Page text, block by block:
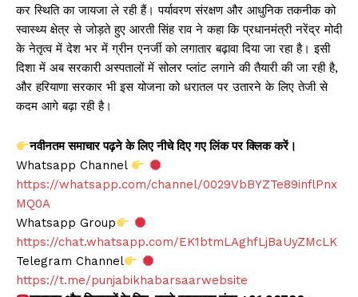
कर स्थिति का जायजा ले रही हैं। पर्यावरण संरक्षण और आधुनिक तकनीक को
स्वास्थ्य क्षेत्र से जोड़ते हुए आरती सिंह राव ने कहा कि प्रधानमंत्री नरेंद्र मोदी
के नेतृत्व में देश भर में ग्रीन एनर्जी को लगातार बढ़ावा दिया जा रहा है। इसी
दिशा में अब सरकारी अस्पतालों में सोलर प्लांट लगाने की तैयारी की जा रही है,
और हरियाणा सरकार भी इस योजना को धरातल पर उतारने के लिए तेजी से
कदम आगे बढ़ा रही है।
नवीनतम समाचार पढ़ने के लिए नीचे दिए गए लिंक पर क्लिक करें।
Whatsapp Channel
https://whatsapp.com/channel/0029VbBYZTe89inflPnx
MQ0A
Whatsapp Group
https://chat.whatsapp.com/EK1btmLAghfLjBaUyZMcLK
Telegram Channel
https://t.me/punjabikhabarsaarwebsite